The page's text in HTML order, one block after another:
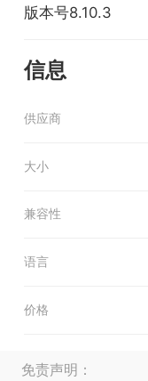
版本号8.10.3
信息
供应商
大小
兼容性
语言
价格
免责声明：